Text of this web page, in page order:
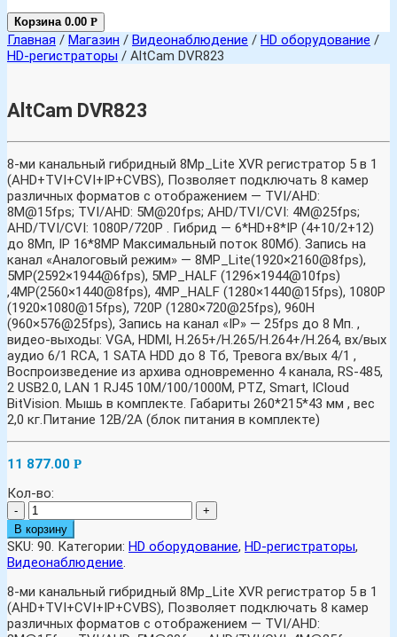
Корзина 0.00 Р
Главная / Магазин / Видеонаблюдение / HD оборудование /
HD-регистраторы / AltCam DVR823
AltCam DVR823
8-ми канальный гибридный 8Mp_Lite XVR регистратор 5 в 1
(AHD+TVI+CVI+IP+CVBS), Позволяет подключать 8 камер
различных форматов с отображением — TVI/AHD:
8M@15fps; TVI/AHD: 5M@20fps; AHD/TVI/CVI: 4M@25fps;
AHD/TVI/CVI: 1080P/720P . Гибрид — 6*HD+8*IP (4+10/2+12)
до 8Мп, IP 16*8MP Максимальный поток 80Mб). Запись на
канал «Аналоговый режим» — 8MP_Lite(1920×2160@8fps),
5MP(2592×1944@6fps), 5MP_HALF (1296×1944@10fps)
,4MP(2560×1440@8fps), 4MP_HALF (1280×1440@15fps), 1080P
(1920×1080@15fps), 720P (1280×720@25fps), 960H
(960×576@25fps), Запись на канал «IP» — 25fps до 8 Мп. ,
видео-выходы: VGA, HDMI, H.265+/H.265/H.264+/H.264, вх/вых
аудио 6/1 RCA, 1 SATA HDD до 8 Тб, Тревога вх/вых 4/1 ,
Воспроизведение из архива одновременно 4 канала, RS-485,
2 USB2.0, LAN 1 RJ45 10M/100/1000M, PTZ, Smart, ICloud
BitVision. Мышь в комплекте. Габариты 260*215*43 мм , вес
2,0 кг.Питание 12B/2А (блок питания в комплекте)
11 877.00 Р
Кол-во:
-
+
В корзину
SKU: 90. Категории: HD оборудование, HD-регистраторы,
Видеонаблюдение.
8-ми канальный гибридный 8Mp_Lite XVR регистратор 5 в 1
(AHD+TVI+CVI+IP+CVBS), Позволяет подключать 8 камер
различных форматов с отображением — TVI/AHD: